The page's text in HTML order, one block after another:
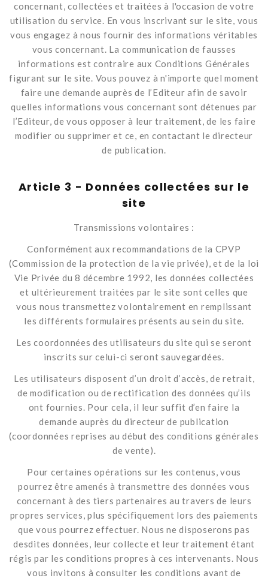
concernant, collectées et traitées à l'occasion de votre
utilisation du service. En vous inscrivant sur le site, vous
vous engagez à nous fournir des informations véritables
vous concernant. La communication de fausses
informations est contraire aux Conditions Générales
figurant sur le site. Vous pouvez à n'importe quel moment
faire une demande auprès de l’Editeur afin de savoir
quelles informations vous concernant sont détenues par
l’Editeur, de vous opposer à leur traitement, de les faire
modifier ou supprimer et ce, en contactant le directeur
de publication.
Article 3 - Données collectées sur le
site
Transmissions volontaires :
Conformément aux recommandations de la CPVP
(Commission de la protection de la vie privée), et de la loi
Vie Privée du 8 décembre 1992, les données collectées
et ultérieurement traitées par le site sont celles que
vous nous transmettez volontairement en remplissant
les différents formulaires présents au sein du site.
Les coordonnées des utilisateurs du site qui se seront
inscrits sur celui-ci seront sauvegardées.
Les utilisateurs disposent d’un droit d’accès, de retrait,
de modification ou de rectification des données qu’ils
ont fournies. Pour cela, il leur suffit d’en faire la
demande auprès du directeur de publication
(coordonnées reprises au début des conditions générales
de vente).
Pour certaines opérations sur les contenus, vous
pourrez être amenés à transmettre des données vous
concernant à des tiers partenaires au travers de leurs
propres services, plus spécifiquement lors des paiements
que vous pourrez effectuer. Nous ne disposerons pas
desdites données, leur collecte et leur traitement étant
régis par les conditions propres à ces intervenants. Nous
vous invitons à consulter les conditions avant de